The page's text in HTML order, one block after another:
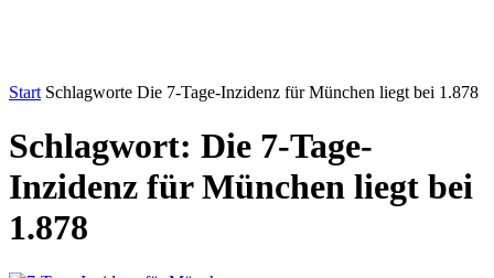
Start Schlagworte Die 7-Tage-Inzidenz für München liegt bei 1.878
Schlagwort: Die 7-Tage-
Inzidenz für München liegt bei
1.878